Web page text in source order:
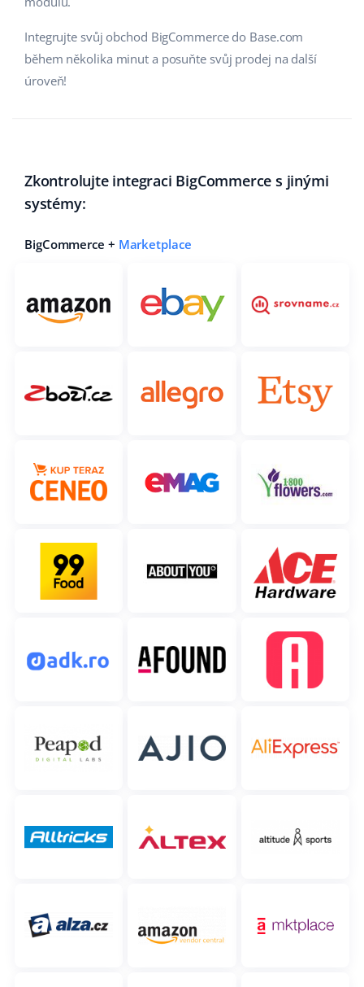
Integrujte svůj obchod BigCommerce do Base.com
během několika minut a posuňte svůj prodej na další
úroveň!
Zkontrolujte integraci BigCommerce s jinými
systémy:
BigCommerce + Marketplace